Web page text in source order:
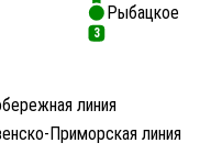
линия
Приморская линия
3
Рыбацкое